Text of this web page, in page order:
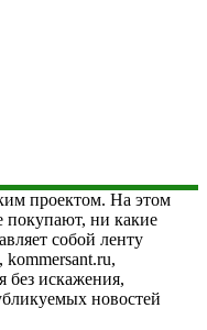
проектом. На этом
покупают, ни какие
собой ленту
kommersant.ru,
без искажения,
новостей